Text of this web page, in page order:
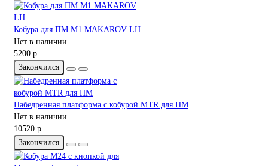
Кобура для ПМ M1 MAKAROV LH
Нет в наличии
5200 р
Закончился
Набедренная платформа с кобурой MTR для ПМ
Нет в наличии
10520 р
Закончился